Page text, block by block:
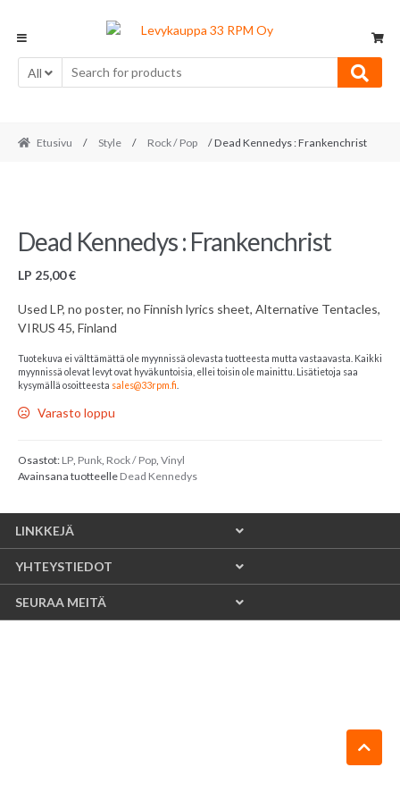
navigation
content
All
Etusivu / Style / Rock / Pop / Dead Kennedys : Frankenchrist
Dead Kennedys : Frankenchrist
LP 25,00€
Used LP, no poster, no Finnish lyrics sheet, Alternative Tentacles,
VIRUS 45, Finland
Tuotekuva ei välttämättä ole myynnissä olevasta tuotteesta mutta vastaavasta. Kaikki
myynnissä olevat levyt ovat hyväkuntoisia, ellei toisin ole mainittu. Lisätietoja saa
kysymällä osoitteesta sales@33rpm.fi
Varasto loppu
Osastot: LP, Punk, Rock / Pop, Vinyl
Avainsana tuotteelle Dead Kennedys
LINKKEJÄ
YHTEYSTIEDOT
SEURAA MEITÄ